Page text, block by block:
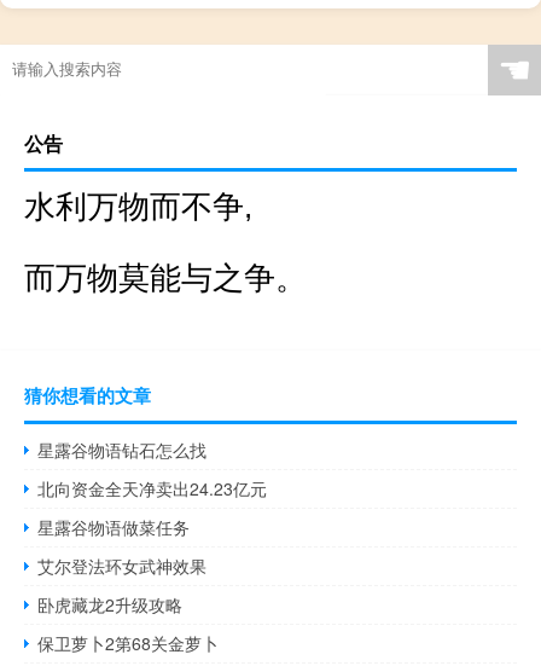
☚
公告
水利万物而不争,
而万物莫能与之争。
猜你想看的文章
星露谷物语钻石怎么找
北向资金全天净卖出24.23亿元
星露谷物语做菜任务
艾尔登法环女武神效果
卧虎藏龙2升级攻略
保卫萝卜2第68关金萝卜